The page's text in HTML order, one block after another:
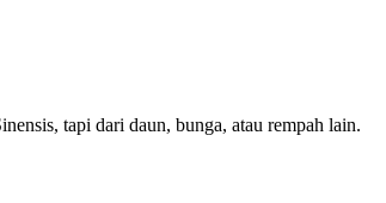
tapi dari daun, bunga, atau rempah lain.